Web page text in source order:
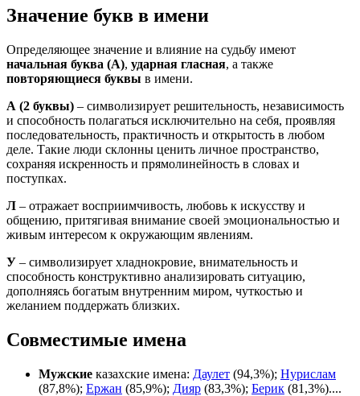
Значение букв в имени
Определяющее значение и влияние на судьбу имеют
начальная буква (А), ударная гласная, а также
повторяющиеся буквы в имени.
А (2 буквы) – символизирует решительность, независимость
и способность полагаться исключительно на себя, проявляя
последовательность, практичность и открытость в любом
деле. Такие люди склонны ценить личное пространство,
сохраняя искренность и прямолинейность в словах и
поступках.
Л – отражает восприимчивость, любовь к искусству и
общению, притягивая внимание своей эмоциональностью и
живым интересом к окружающим явлениям.
У – символизирует хладнокровие, внимательность и
способность конструктивно анализировать ситуацию,
дополняясь богатым внутренним миром, чуткостью и
желанием поддержать близких.
Совместимые имена
Мужские казахские имена: Даулет (94,3%); Нурислам
(87,8%); Ержан (85,9%); Дияр (83,3%); Берик (81,3%)....